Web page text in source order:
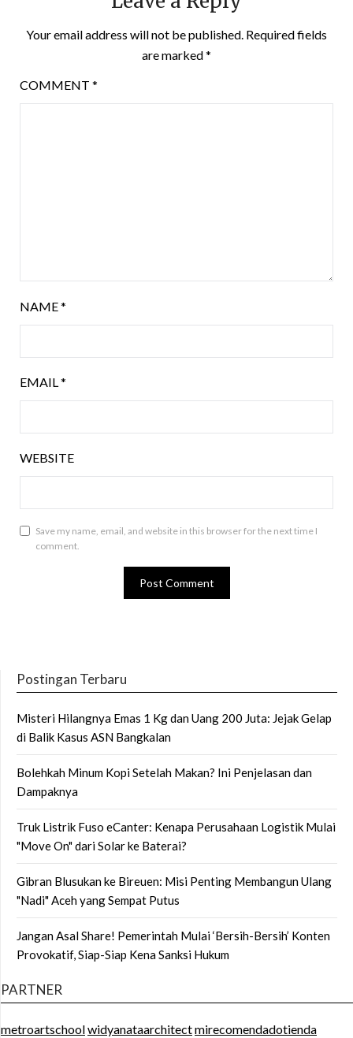
Your email address will not be published. Required fields
are marked*
COMMENT *
NAME*
EMAIL*
WEBSITE
Save my name, email, and website in this browser for the next time I
comment.
Postingan Terbaru
Misteri Hilangnya Emas 1 Kg dan Uang 200 Juta: Jejak Gelap
di Balik Kasus ASN Bangkalan
Bolehkah Minum Kopi Setelah Makan? Ini Penjelasan dan
Dampaknya
Truk Listrik Fuso eCanter: Kenapa Perusahaan Logistik Mulai
"Move On" dari Solar ke Baterai?
Gibran Blusukan ke Bireuen: Misi Penting Membangun Ulang
"Nadi" Aceh yang Sempat Putus
Jangan Asal Share! Pemerintah Mulai ‘Bersih-Bersih’ Konten
Provokatif, Siap-Siap Kena Sanksi Hukum
PARTNER
metroartschoolwidyanataarchitectmirecomendadotienda